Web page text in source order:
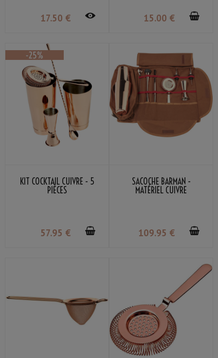
17.50 € 15.00 €
KIT COCKTAIL CUIVRE - 5
PIÈCES
57.95 €
SACOCHE BARMAN -
MATÉRIEL CUIVRE
109.95 €